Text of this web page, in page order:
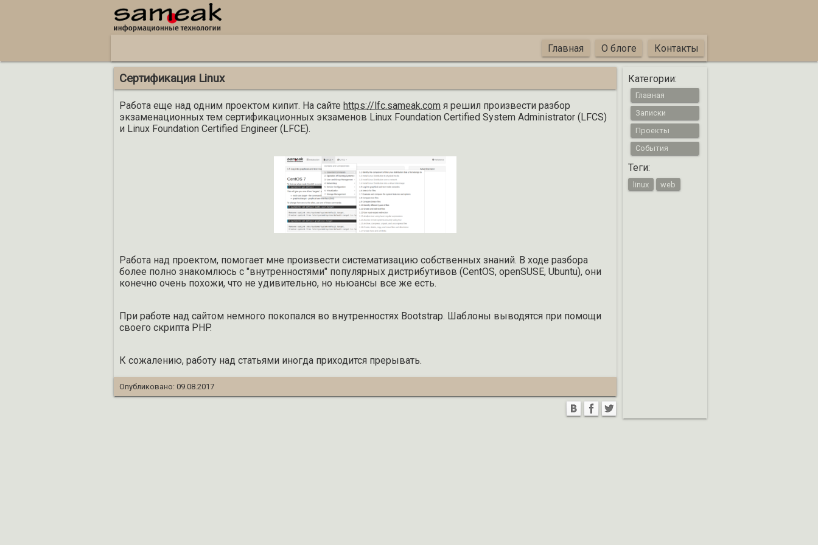
Главная О блоге Контакты
Сертификация Linux
Работа еще над одним проектом кипит. На сайте https://lfc.sameak.com я решил произвести разбор
экзаменационных тем сертификационных экзаменов Linux Foundation Certified System Administrator (LFCS)
и Linux Foundation Certified Engineer (LFCE).
Работа над проектом, помогает мне произвести систематизацию собственных знаний. В ходе разбора
более полно знакомлюсь с "внутренностями" популярных дистрибутивов (CentOS, openSUSE, Ubuntu), они
конечно очень похожи, что не удивительно, но ньюансы все же есть.
При работе над сайтом немного покопался во внутренностях Bootstrap. Шаблоны выводятся при помощи
своего скрипта PHP.
К сожалению, работу над статьями иногда приходится прерывать.
Опубликовано:09.08.2017
Категории:
Главная
Записки
Проекты
События
Теги:
linux web